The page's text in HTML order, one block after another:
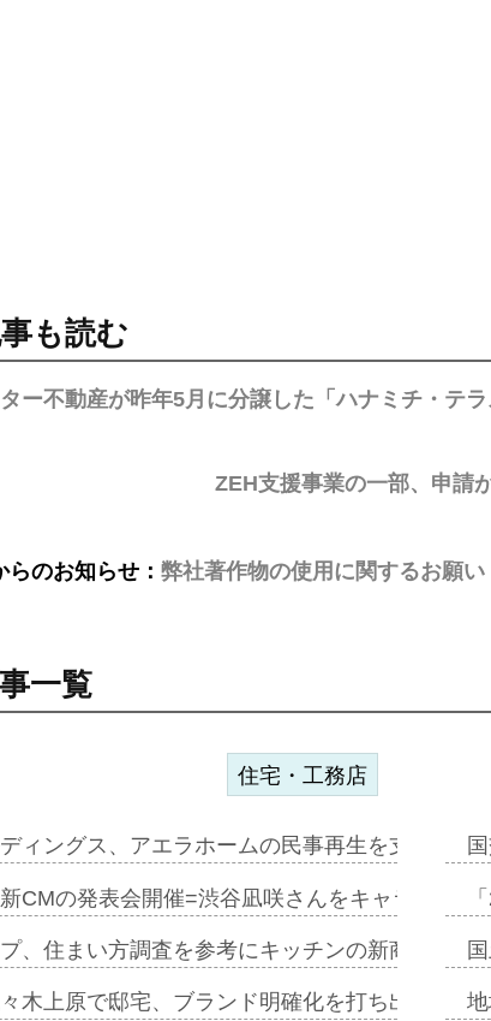
も読む
ー不動産が昨年5月に分譲した「ハナミチ・テ
ZEH支援事業の一部、申請
のお知らせ： 弊社著作物の使用に関するお願い
一覧
住宅・工務店
ィングス、アエラホームの民事再生を支援=ス
CMの発表会開催=渋谷凪咲さんをキャラクタ
、住まい方調査を参考にキッチンの新商品=「
木上原で邸宅、ブランド明確化を打ち出す=年